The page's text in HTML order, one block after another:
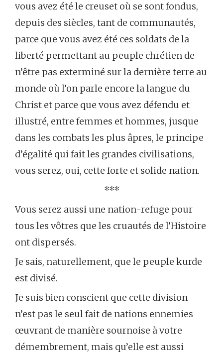
vous avez été le creuset où se sont fondus,
depuis des siècles, tant de communautés,
parce que vous avez été ces soldats de la
liberté permettant au peuple chrétien de
n’être pas exterminé sur la dernière terre au
monde où l’on parle encore la langue du
Christ et parce que vous avez défendu et
illustré, entre femmes et hommes, jusque
dans les combats les plus âpres, le principe
d’égalité qui fait les grandes civilisations,
vous serez, oui, cette forte et solide nation.
***
Vous serez aussi une nation-refuge pour
tous les vôtres que les cruautés de l’Histoire
ont dispersés.
Je sais, naturellement, que le peuple kurde
est divisé.
Je suis bien conscient que cette division
n’est pas le seul fait de nations ennemies
œuvrant de manière sournoise à votre
démembrement, mais qu’elle est aussi